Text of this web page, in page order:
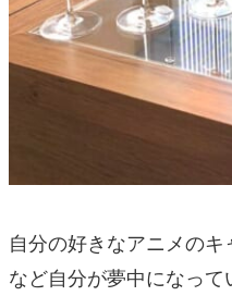
自分の好きなアニメの
など自分が夢中になっ